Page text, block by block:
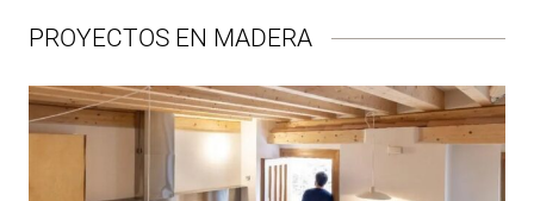
PROYECTOS EN MADERA